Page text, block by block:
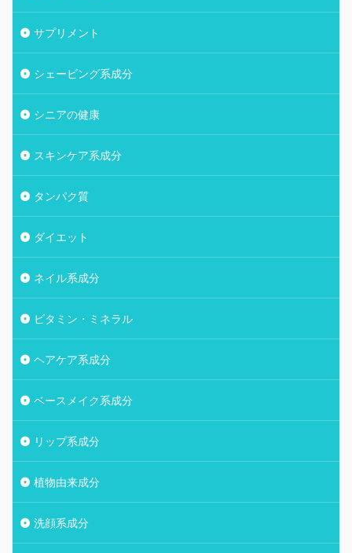
サプリメント
シェービング系成分
シニアの健康
スキンケア系成分
タンパク質
ダイエット
ネイル系成分
ビタミン・ミネラル
ヘアケア系成分
ベースメイク系成分
リップ系成分
植物由来成分
洗顔系成分